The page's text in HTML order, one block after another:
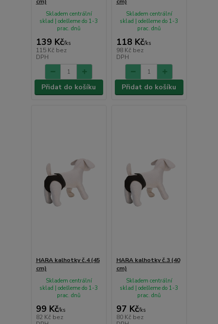
139 Kč/ks
115 Kč bez
DPH
Skladem centrální
sklad | odešleme do 1-3
prac. dnů
Přidat do košíku
118 Kč/ks
98 Kč bez
DPH
Skladem centrální
sklad | odešleme do 1-3
prac. dnů
Přidat do košíku
HARA kalhotky č.4 (45
cm)
99 Kč/ks
82 Kč bez
Skladem centrální
sklad | odešleme do 1-3
prac. dnů
HARA kalhotky č.3 (40
cm)
97 Kč/ks
80 Kč bez
Skladem centrální
sklad | odešleme do 1-3
prac. dnů